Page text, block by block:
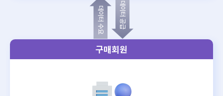
데이터 공급
데이터 수요
구매회원